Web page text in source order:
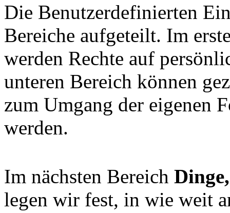
Die Benutzerdefinierten
Bereiche aufgeteilt. Im
werden Rechte auf
unteren Bereich können
zum Umgang der eigenen
werden.
Im nächsten Bereich
legen wir fest, in wie weit